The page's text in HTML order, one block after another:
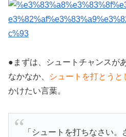
●まずは、シュートチャンスが
なかなか、
シュートを打とうと
かけたい言葉。
「シュートを打ちなさい